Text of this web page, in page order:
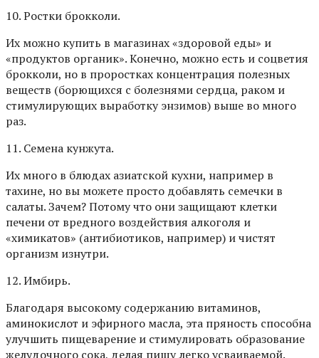
10. Ростки брокколи.
Их можно купить в магазинах «здоровой еды» и
«продуктов органик». Конечно, можно есть и соцветия
брокколи, но в проростках концентрация полезных
веществ (борющихся с болезнями сердца, раком и
стимулирующих выработку энзимов) выше во много
раз.
11. Семена кунжута.
Их много в блюдах азиатской кухни, например в
тахине, но вы можете просто добавлять семечки в
салаты. Зачем? Потому что они защищают клетки
печени от вредного воздействия алкоголя и
«химикатов» (антибиотиков, например) и чистят
организм изнутри.
12. Имбирь.
Благодаря высокому содержанию витаминов,
аминокислот и эфирного масла, эта пряность способна
улучшить пищеварение и стимулировать образование
желудочного сока, делая пищу легко усваиваемой.